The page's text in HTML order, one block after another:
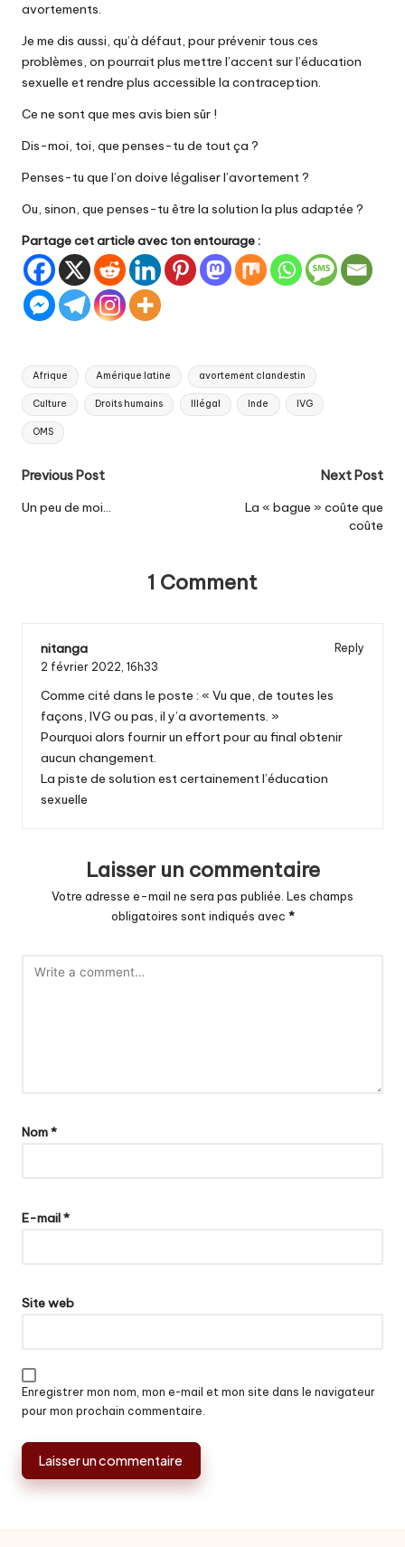
avortements.
Je me dis aussi, qu’à défaut, pour prévenir tous ces
problèmes, on pourrait plus mettre l’accent sur l’éducation
sexuelle et rendre plus accessible la contraception.
Ce ne sont que mes avis bien sûr !
Dis-moi, toi, que penses-tu de tout ça ?
Penses-tu que l’on doive légaliser l’avortement ?
Ou, sinon, que penses-tu être la solution la plus adaptée ?
Partage cet article avec ton entourage :
Tags:
Afrique Amérique latine avortement clandestin
Culture Droits humains Illégal Inde IVG
OMS
Post
navigation
Previous Post
Un peu de moi…
Next Post
La « bague » coûte que
coûte
1 Comment
nitanga
Reply
2 février 2022, 16h33
Comme cité dans le poste : « Vu que, de toutes les
façons, IVG ou pas, il y’a avortements. »
Pourquoi alors fournir un effort pour au final obtenir
aucun changement.
La piste de solution est certainement l’éducation
sexuelle
Laisser un commentaire
Votre adresse e-mail ne sera pas publiée. Les champs
obligatoires sont indiqués avec *
Nom*
E-mail*
Site web
Enregistrer mon nom, mon e-mail et mon site dans le navigateur
pour mon prochain commentaire.